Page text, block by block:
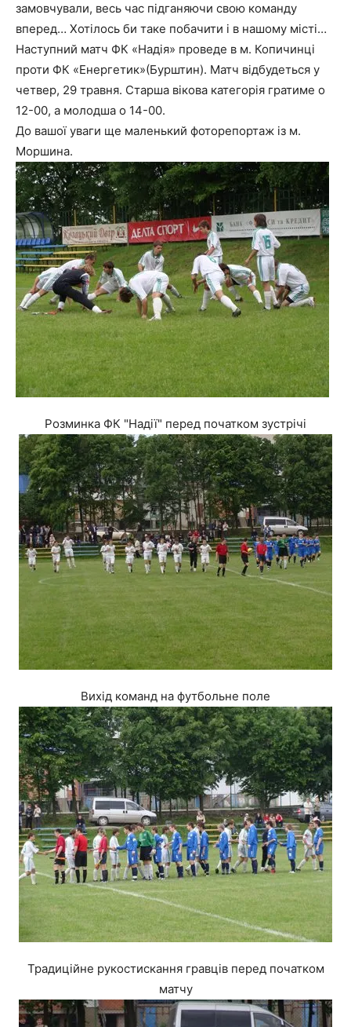
замовчували, весь час підганяючи свою команду
вперед… Хотілось би таке побачити і в нашому місті…
Наступний матч ФК «Надія» проведе в м. Копичинці
проти ФК «Енергетик»(Бурштин). Матч відбудеться у
четвер, 29 травня. Старша вікова категорія гратиме о
12-00, а молодша о 14-00.
До вашої уваги ще маленький фоторепортаж із м.
Моршина.
Розминка ФК "Надії" перед початком зустрічі
Вихід команд на футбольне поле
Традиційне рукостискання гравців перед початком
матчу